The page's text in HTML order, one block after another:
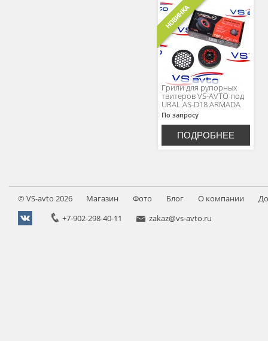
Грили для рупорных
твитеров VS-AVTO под
URAL AS-D18 ARMADA
По запросу
ПОДРОБНЕЕ
©VS-avto 2026 Магазин Фото Блог О компании
+7-902-298-40-11
zakaz@vs-avto.ru